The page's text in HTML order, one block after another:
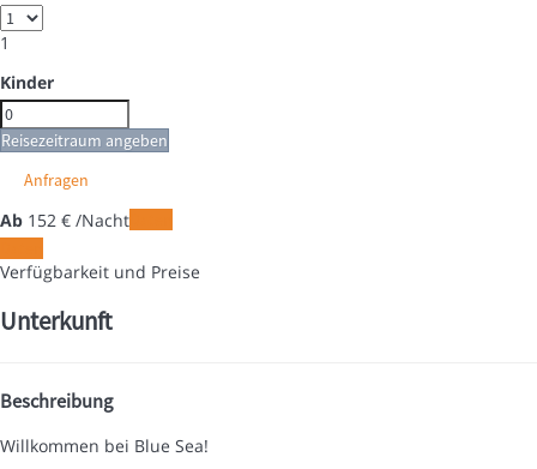
1
Kinder
Reisezeitraum angeben
Anfragen
Ab 152 € /Nacht
Verfügbarkeit und Preise
Unterkunft
Beschreibung
Willkommen bei Blue Sea!